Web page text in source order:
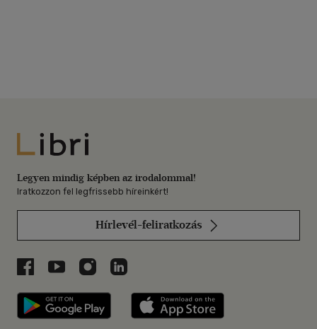
Libri
Legyen mindig képben az irodalommal!
Iratkozzon fel legfrissebb híreinkért!
Hírlevél-feliratkozás
Libri a Facebookon
Libri a Youtube-on
Libri az Instagramon
Libri a LinkedInen
Libri applikáció Szerezd meg: Google